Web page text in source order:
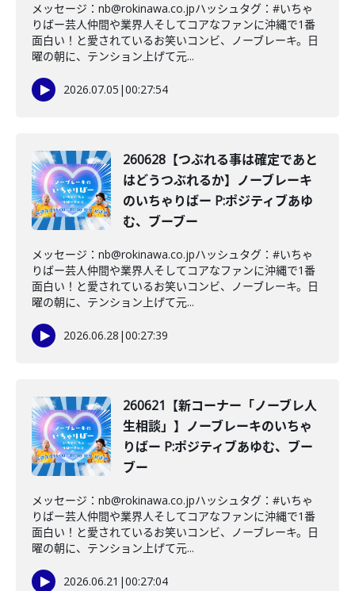
メッセージ：nb@rokinawa.co.jpハッシュタグ：#いちゃ
りばー芸人仲間や業界人そしてコアなファンに沖縄で1番
面白い！と愛されているお笑いコンビ、ノーブレーキ。日
曜の朝に、テンション上げて元...
2026.07.05 |00:27:54
260628【つぶれる事は確定であと
はどうつぶれるか】ノーブレーキ
のいちゃりばー P:ポジティブあゆ
む、ブーブー
メッセージ：nb@rokinawa.co.jpハッシュタグ：#いちゃ
りばー芸人仲間や業界人そしてコアなファンに沖縄で1番
面白い！と愛されているお笑いコンビ、ノーブレーキ。日
曜の朝に、テンション上げて元...
2026.06.28 |00:27:39
260621【新コーナー「ノーブレ人
生相談」】ノーブレーキのいちゃ
りばー P:ポジティブあゆむ、ブー
ブー
メッセージ：nb@rokinawa.co.jpハッシュタグ：#いちゃ
りばー芸人仲間や業界人そしてコアなファンに沖縄で1番
面白い！と愛されているお笑いコンビ、ノーブレーキ。日
曜の朝に、テンション上げて元...
2026.06.21 |00:27:04